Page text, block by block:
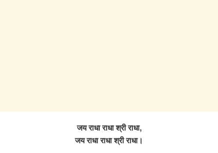
जय राधा राधा श्री राधा,
जय राधा राधा श्री राधा।